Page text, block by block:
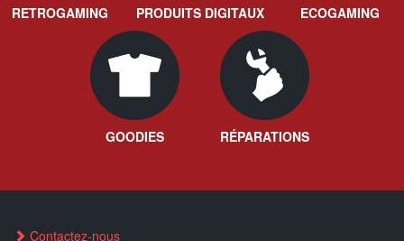
RETROGAMING PRODUITS DIGITAUX ECOGAMING
GOODIES RÉPARATIONS
Contactez-nous